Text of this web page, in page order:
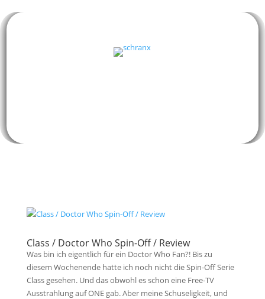
Class / Doctor Who Spin-Off / Review
Was bin ich eigentlich für ein Doctor Who Fan?! Bis zu
diesem Wochenende hatte ich noch nicht die Spin-Off Serie
Class gesehen. Und das obwohl es schon eine Free-TV
Ausstrahlung auf ONE gab. Aber meine Schuseligkeit, und